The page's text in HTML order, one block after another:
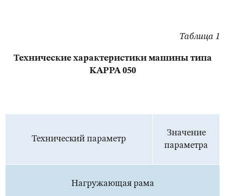
Таблица 1
Технические характеристики машины типа
KAPPA050
Технический параметр
Значение
параметра
Нагружающая рама